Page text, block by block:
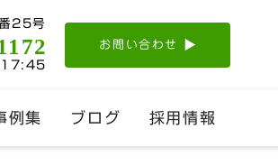
25号
お問い合わせ
例集 ブログ 採用情報